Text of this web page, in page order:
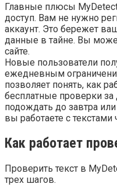
Главные плюсы
доступ. Вам не нужно
аккаунт. Это бережет
данные в тайне. Вы
сайте.
Новые пользователи
ежедневным
позволяет понять, как
бесплатные проверки за
подождать до завтра
вы работаете с текстами
Как работает
Проверить текст в
трех шагов.